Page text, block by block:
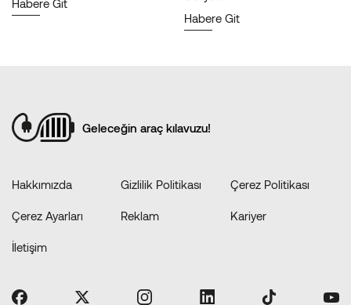
Habere Git
Habere Git
Geleceğin araç kılavuzu!
Hakkımızda Gizlilik Politikası Çerez Politikası
Çerez Ayarları Reklam Kariyer
İletişim